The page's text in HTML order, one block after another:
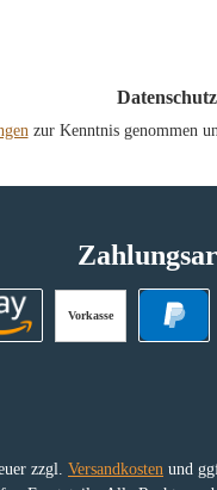
Datenschutz
zur Kenntnis genommen
Vorkasse
zzgl. Versandkosten und